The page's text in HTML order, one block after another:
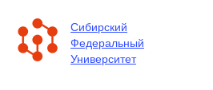
Сибирский
Федеральный
Университет